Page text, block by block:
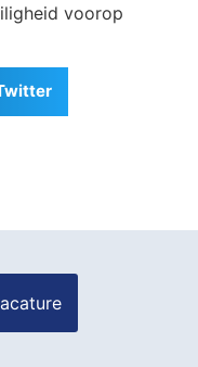
voorop